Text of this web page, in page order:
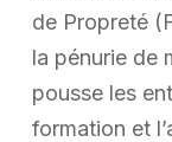
de Propreté
la pénurie de
pousse les
formation et